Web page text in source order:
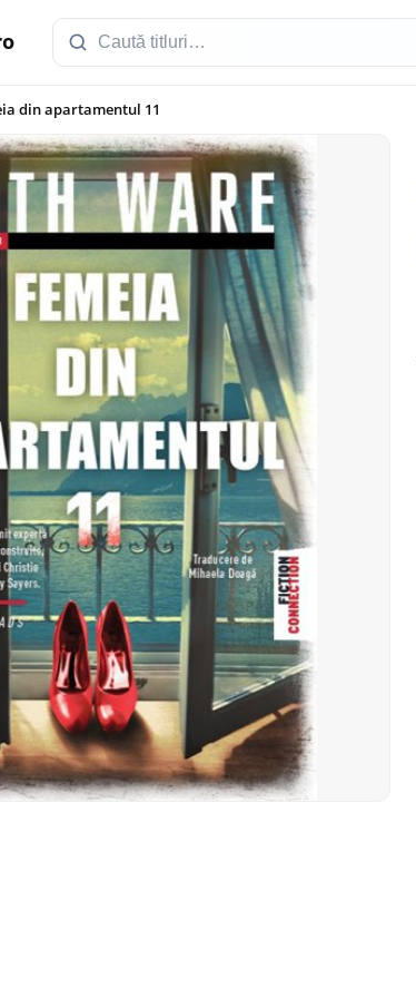
din apartamentul 11